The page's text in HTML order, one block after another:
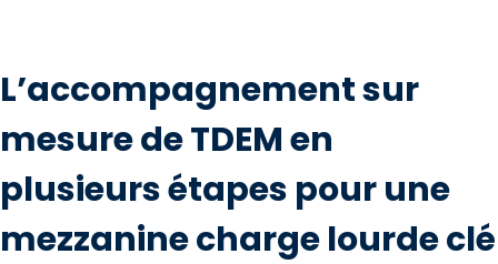
L’accompagnement sur
mesure de TDEM en
plusieurs étapes pour une
mezzanine charge lourde clé